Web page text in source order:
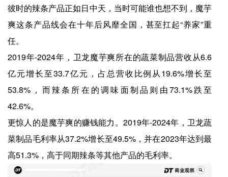
彼时的辣条产品正如日中天，当时可能谁也想不到，魔芋
爽这条产品线会在十年后风靡全国，甚至扛起“养家”重
任。
2019年-2024年，卫龙魔芋爽所在的蔬菜制品营收从6.6
亿元增长至33.7亿元，占总营收比例从19.6%增长至
53.8%，而辣条所在的调味面制品则由73.1%跌至
42.6%。
更惊人的是魔芋爽的赚钱能力。2019年-2024年，卫龙蔬
菜制品毛利率从37.2%增长至49.5%，并在2023年达到最
高51.3%，高于同期辣条等其他产品的毛利率。